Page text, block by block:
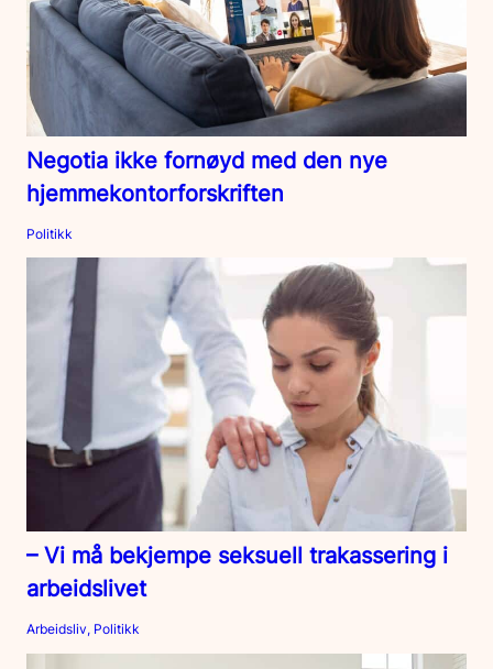
Negotia ikke fornøyd med den nye
hjemmekontorforskriften
Politikk
– Vi må bekjempe seksuell trakassering i
arbeidslivet
Arbeidsliv, Politikk